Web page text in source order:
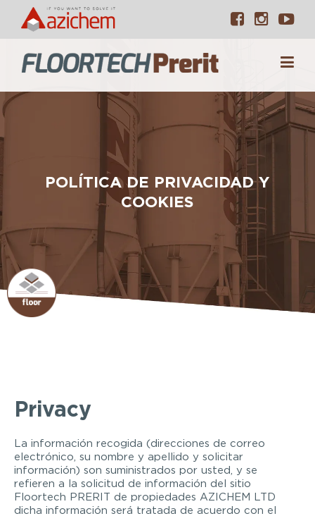
POLÍTICA DE PRIVACIDAD Y
COOKIES
Privacy
La información recogida (direcciones de correo
electrónico, su nombre y apellido y solicitar
información) son suministrados por usted, y se
refieren a la solicitud de información del sitio
Floortech PRERIT de propiedades AZICHEM LTD
dicha información será tratada de acuerdo con el